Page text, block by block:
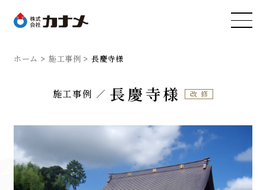
ホーム 施工事例 長慶寺様
施工事例 長慶寺様 改修